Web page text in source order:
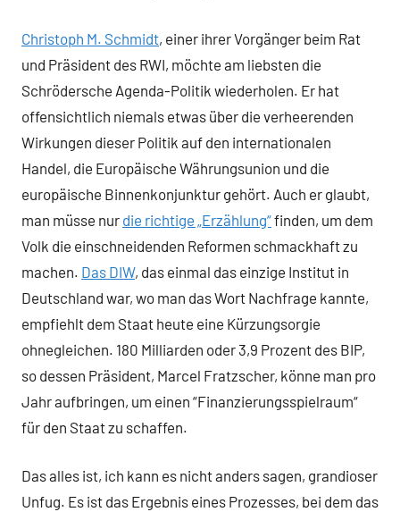
Christoph M. Schmidt, einer ihrer Vorgänger beim Rat
und Präsident des RWI, möchte am liebsten die
Schrödersche Agenda-Politik wiederholen. Er hat
offensichtlich niemals etwas über die verheerenden
Wirkungen dieser Politik auf den internationalen
Handel, die Europäische Währungsunion und die
europäische Binnenkonjunktur gehört. Auch er glaubt,
man müsse nur die richtige „Erzählung“finden, um dem
Volk die einschneidenden Reformen schmackhaft zu
machen. Das DIW, das einmal das einzige Institut in
Deutschland war, wo man das Wort Nachfrage kannte,
empfiehlt dem Staat heute eine Kürzungsorgie
ohnegleichen. 180 Milliarden oder 3,9 Prozent des BIP,
so dessen Präsident, Marcel Fratzscher, könne man pro
Jahr aufbringen, um einen “Finanzierungsspielraum“
für den Staat zu schaffen.
Das alles ist, ich kann es nicht anders sagen, grandioser
Unfug. Es ist das Ergebnis eines Prozesses, bei dem das